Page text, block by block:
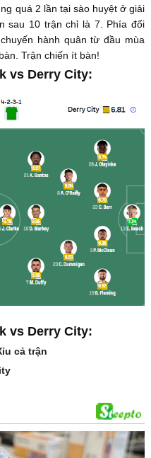
quá 2 lần tại sào huyệt ở giải
sau 10 trận chỉ là 7. Phía đối
hành quân từ đầu mùa
Trận chiến ít bàn!
vs Derry City:
vs Derry City:
cả trận